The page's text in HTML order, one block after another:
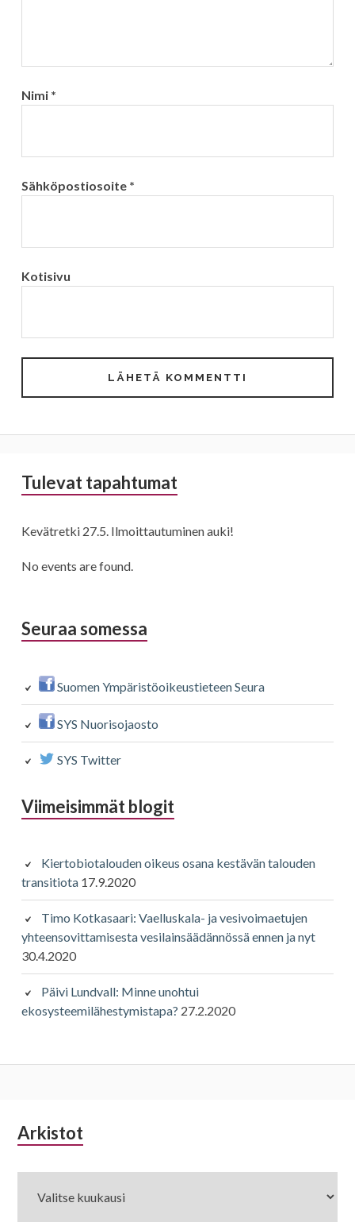
Nimi *
Sähköpostiosoite *
Kotisivu
Sivupalkki
Tulevat tapahtumat
Kevätretki 27.5. Ilmoittautuminen auki!
No events are found.
Seuraa somessa
Suomen Ympäristöoikeustieteen Seura
SYS Nuorisojaosto
SYS Twitter
Viimeisimmät blogit
Kiertobiotalouden oikeus osana kestävän talouden
transitiota 17.9.2020
Timo Kotkasaari: Vaelluskala- ja vesivoimaetujen
yhteensovittamisesta vesilainsäädännössä ennen ja nyt
30.4.2020
Päivi Lundvall: Minne unohtui
ekosysteemilähestymistapa? 27.2.2020
Alapalkin
Arkistot